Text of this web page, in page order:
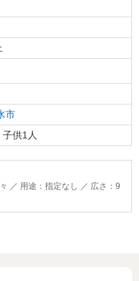
市
供1人
／ 用途：指定なし ／ 広さ：9